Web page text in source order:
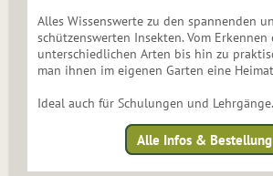
Alles Wissenswerte zu den spannenden
schützenswerten Insekten. Vom Erkennen
unterschiedlichen Arten bis hin zu
man ihnen im eigenen Garten eine
Ideal auch für Schulungen und Lehrgänge.
Alle Infos & Bestellung